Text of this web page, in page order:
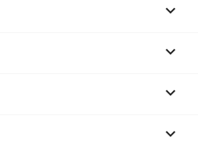



keyboard_arrow_down